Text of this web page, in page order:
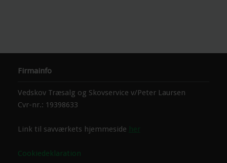
Firmainfo
Vedskov Træsalg og Skovservice v/Peter Laursen
Cvr-nr.: 19398633
Link til savværkets hjemmeside her
Cookiedeklaration